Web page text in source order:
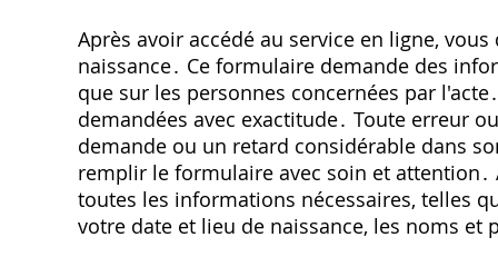
Après avoir accédé au service en ligne,
naissance․ Ce formulaire demande des
que sur les personnes concernées par
demandées avec exactitude․ Toute erreur
demande ou un retard considérable dans
remplir le formulaire avec soin et attention․
toutes les informations nécessaires, telles
votre date et lieu de naissance, les noms et